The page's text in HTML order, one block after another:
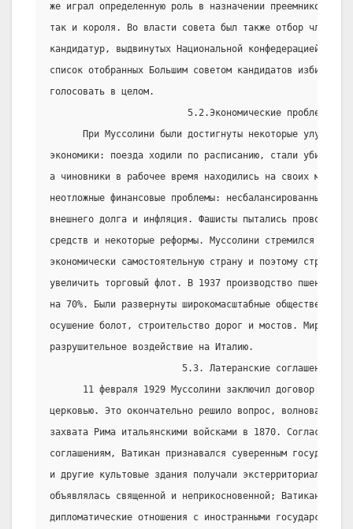
же играл определенную роль в назначении преемников как
так и короля. Во власти совета был также отбор членов
кандидатур, выдвинутых Национальной конфедерацией
список отобранных Большим советом кандидатов
голосовать в целом.
                         5.2.Экономические проблемы.
При Муссолини были достигнуты некоторые
экономики: поезда ходили по расписанию, стали убирать
а чиновники в рабочее время находились на своих
неотложные финансовые проблемы: несбалансированный
внешнего долга и инфляция. Фашисты пытались проводить
средств и некоторые реформы. Муссолини стремился
экономически самостоятельную страну и поэтому
увеличить торговый флот. В 1937 производство пшеницы
на 70%. Были развернуты широкомасштабные общественные
осушение болот, строительство дорог и мостов. Мировой
разрушительное воздействие на Италию.
                        5.3. Латеранские соглашения.
11 февраля 1929 Муссолини заключил договор с
церковью. Это окончательно решило вопрос, волновавший
захвата Рима итальянскими войсками в 1870. Согласно
соглашениям, Ватикан признавался суверенным
и другие культовые здания получали экстерриториальный
объявлялась священной и неприкосновенной; Ватикан мог
дипломатические отношения с иностранными